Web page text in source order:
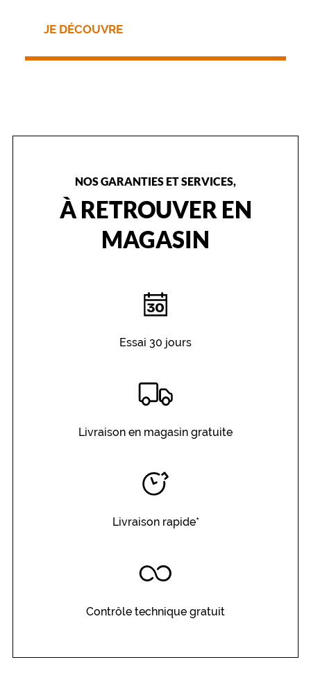
JE DÉCOUVRE
NOS GARANTIES ET SERVICES,
À RETROUVER EN
MAGASIN
Essai 30 jours
Livraison en magasin gratuite
Livraison rapide*
Contrôle technique gratuit